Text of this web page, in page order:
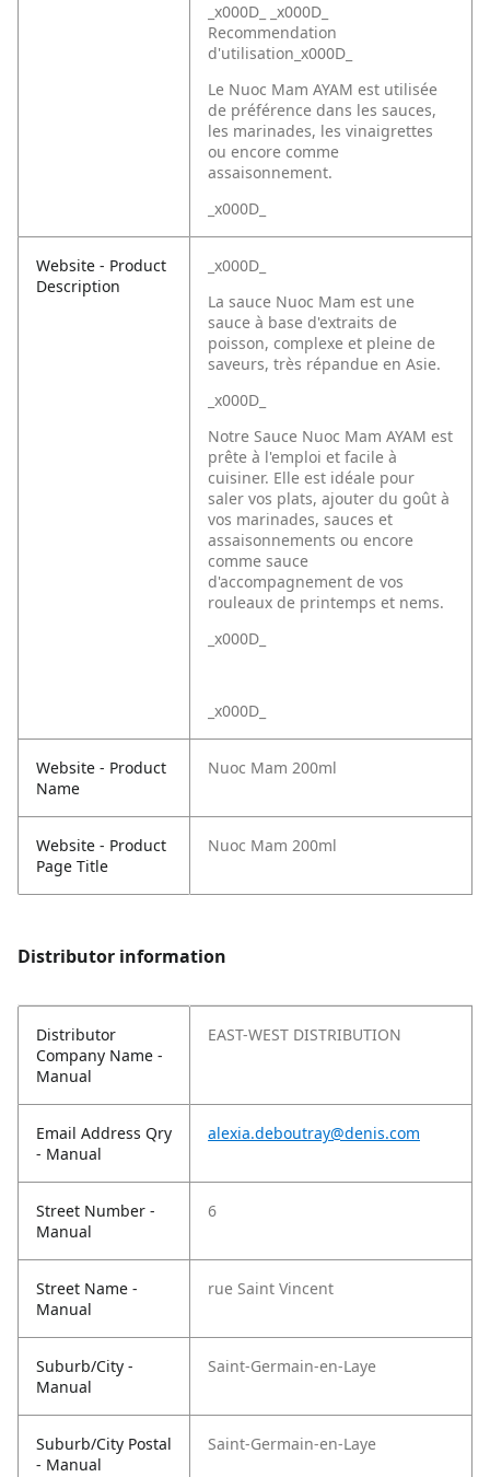
_x000D_ _x000D_
Recommendation
d'utilisation_x000D_
Le Nuoc Mam AYAM est utilisée
de préférence dans les sauces,
les marinades, les vinaigrettes
ou encore comme
assaisonnement.
_x000D_
Website - Product
Description
_x000D_
La sauce Nuoc Mam est une
sauce à base d'extraits de
poisson, complexe et pleine de
saveurs, très répandue en Asie.
_x000D_
Notre Sauce Nuoc Mam AYAM est
prête à l'emploi et facile à
cuisiner. Elle est idéale pour
saler vos plats, ajouter du goût à
vos marinades, sauces et
assaisonnements ou encore
comme sauce
d'accompagnement de vos
rouleaux de printemps et nems.
_x000D_
_x000D_
Website - Product
Name
Nuoc Mam 200ml
Website - Product
Page Title
Nuoc Mam 200ml
Distributor information
Distributor
Company Name -
Manual
EAST-WEST DISTRIBUTION
Email Address Qry
- Manual
alexia.deboutray@denis.com
Street Number -
Manual
6
Street Name -
Manual
rue Saint Vincent
Suburb/City -
Manual
Saint-Germain-en-Laye
Suburb/City Postal
- Manual
Saint-Germain-en-Laye